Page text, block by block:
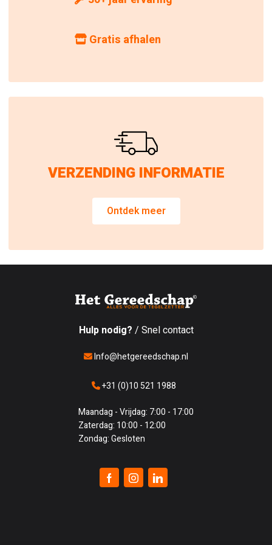
Gratis afhalen
VERZENDING INFORMATIE
Ontdek meer
Hulp nodig? / Snel contact
Info@hetgereedschap.nl
+31 (0)10 521 1988
Maandag - Vrijdag: 7:00 - 17:00
Zaterdag: 10:00 - 12:00
Zondag: Gesloten